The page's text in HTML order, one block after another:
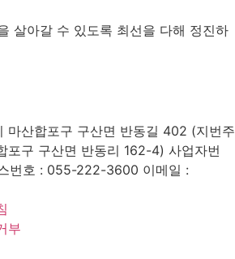
살아갈 수 있도록 최선을 다해 정진하
마산합포구 구산면 반동길 402 (지번주
포구 구산면 반동리 162-4) 사업자번
번호 : 055-222-3600 이메일 :
부